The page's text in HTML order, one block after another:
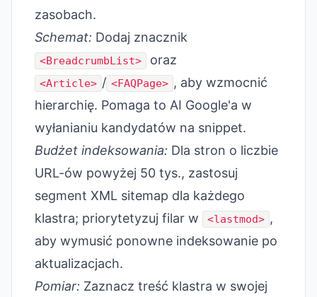
zasobach.
Schemat: Dodaj znacznik
<BreadcrumbList> oraz
<Article> / <FAQPage> , aby wzmocnić
hierarchię. Pomaga to AI Google'a w
wyłanianiu kandydatów na snippet.
Budżet indeksowania: Dla stron o liczbie
URL-ów powyżej 50 tys., zastosuj
segment XML sitemap dla każdego
klastra; priorytetyzuj filar w
<lastmod> ,
aby wymusić ponowne indeksowanie po
aktualizacjach.
Pomiar: Zaznacz treść klastra w swojej